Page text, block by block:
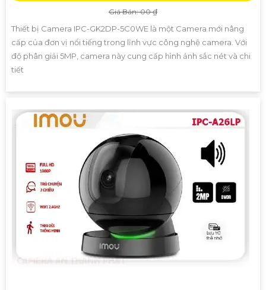
Giá Bán: 00 ₫
Thiết bị Camera IPC-GK2DP-5C0WE là một Camera mới nâng
cấp của đơn vị nổi tiếng trong lĩnh vực công nghệ camera. Với
độ phân giải 5MP, camera này cung cấp hình ảnh sắc nét và chi
tiết